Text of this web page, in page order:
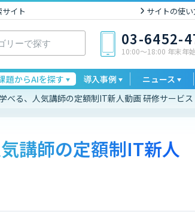
イト サイトの使
03-6452-
10:00〜18:00 年末年
題からAIを探す 導入事例 ニュース
べる、人気講師の定額制IT新人動画 研修サービス
講師の定額制IT新人